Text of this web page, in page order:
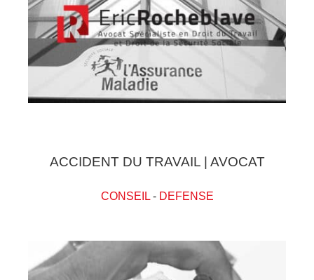
ACCIDENT DU TRAVAIL | AVOCAT
CONSEIL- DEFENSE